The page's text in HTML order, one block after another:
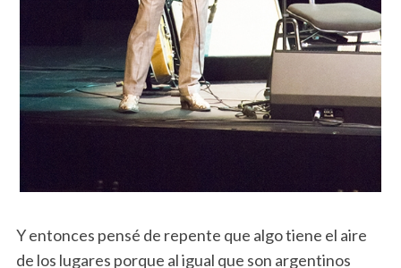
Y entonces pensé de repente que algo tiene el aire
de los lugares porque al igual que son argentinos